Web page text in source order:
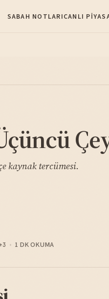
SABAH NOTLARICANLI
kaynak tercümesi.
1 DK OKUMA